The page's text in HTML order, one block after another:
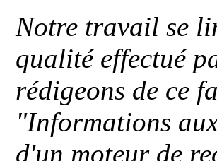
Notre travail se
qualité effectué
rédigeons de ce
"Informations
d'un moteur de